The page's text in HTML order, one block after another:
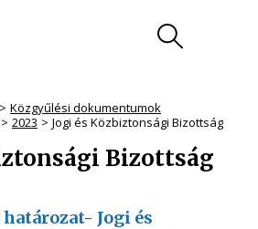
Közgyűlési dokumentumok
2023 Jogi és Közbiztonsági Bizottság
Bizottság
határozat- Jogi és